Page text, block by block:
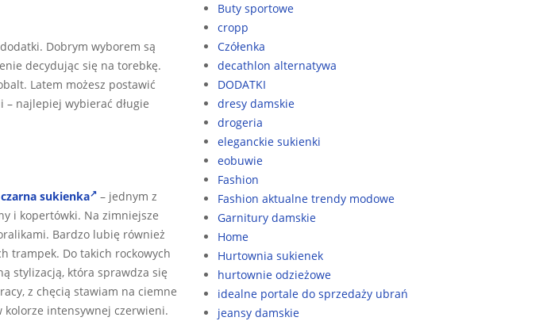
Dobrym wyborem są
decydując się na torebkę.
Latem możesz postawić
najlepiej wybierać długie
czarna sukienka
– jednym z
i kopertówki. Na zimniejsze
Bardzo lubię również
trampek. Do takich rockowych
stylizacją, która sprawdza się
z chęcią stawiam na ciemne
kolorze intensywnej czerwieni.
Buty sportowe
cropp
Czółenka
decathlon alternatywa
DODATKI
dresy damskie
drogeria
eleganckie sukienki
eobuwie
Fashion
Fashion aktualne trendy modowe
Garnitury damskie
Home
Hurtownia sukienek
hurtownie odzieżowe
idealne portale do sprzedaży ubrań
jeansy damskie